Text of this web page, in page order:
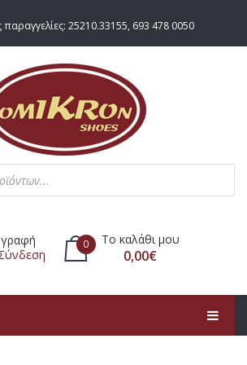
παραγγελίες: 25210.33155, 693 478 0050
0 Το καλάθι μου
0,00€
προϊόντα στο